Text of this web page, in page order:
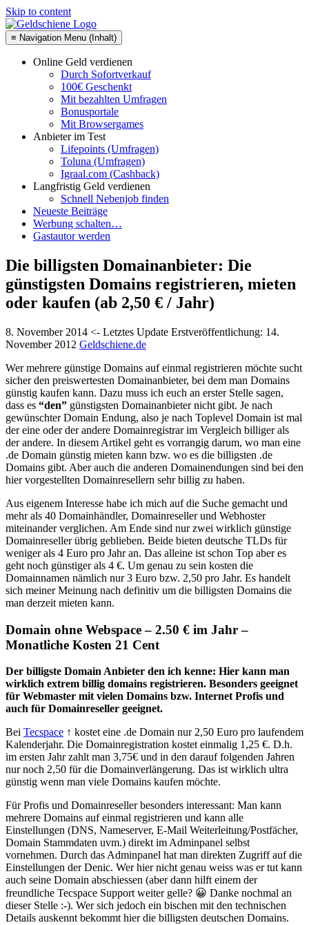
Skip to content
≡ Navigation Menu (Inhalt)
Online Geld verdienen
Durch Sofortverkauf
100€ Geschenkt
Mit bezahlten Umfragen
Bonusportale
Mit Browsergames
Anbieter im Test
Lifepoints (Umfragen)
Toluna (Umfragen)
Igraal.com (Cashback)
Langfristig Geld verdienen
Schnell Nebenjob finden
Neueste Beiträge
Werbung schalten…
Gastautor werden
Die billigsten Domainanbieter: Die
günstigsten Domains registrieren, mieten
oder kaufen (ab 2,50 € / Jahr)
8. November 2014 <- Letztes Update Erstveröffentlichung: 14.
November 2012 Geldschiene.de
Wer mehrere günstige Domains auf einmal registrieren möchte sucht
sicher den preiswertesten Domainanbieter, bei dem man Domains
günstig kaufen kann. Dazu muss ich euch an erster Stelle sagen,
dass es “den” günstigsten Domainanbieter nicht gibt. Je nach
gewünschter Domain Endung, also je nach Toplevel Domain ist mal
der eine oder der andere Domainregistrar im Vergleich billiger als
der andere. In diesem Artikel geht es vorrangig darum, wo man eine
.de Domain günstig mieten kann bzw. wo es die billigsten .de
Domains gibt. Aber auch die anderen Domainendungen sind bei den
hier vorgestellten Domainresellern sehr billig zu haben.
Aus eigenem Interesse habe ich mich auf die Suche gemacht und
mehr als 40 Domainhändler, Domainreseller und Webhoster
miteinander verglichen. Am Ende sind nur zwei wirklich günstige
Domainreseller übrig geblieben. Beide bieten deutsche TLDs für
weniger als 4 Euro pro Jahr an. Das alleine ist schon Top aber es
geht noch günstiger als 4 €. Um genau zu sein kosten die
Domainnamen nämlich nur 3 Euro bzw. 2,50 pro Jahr. Es handelt
sich meiner Meinung nach definitiv um die billigsten Domains die
man derzeit mieten kann.
Domain ohne Webspace – 2.50 € im Jahr –
Monatliche Kosten 21 Cent
Der billigste Domain Anbieter den ich kenne: Hier kann man
wirklich extrem billig domains registrieren. Besonders geeignet
für Webmaster mit vielen Domains bzw. Internet Profis und
auch für Domainreseller geeignet.
Bei Tecspace ↑ kostet eine .de Domain nur 2,50 Euro pro laufendem
Kalenderjahr. Die Domainregistration kostet einmalig 1,25 €. D.h.
im ersten Jahr zahlt man 3,75€ und in den darauf folgenden Jahren
nur noch 2,50 für die Domainverlängerung. Das ist wirklich ultra
günstig wenn man viele Domains kaufen möchte.
Für Profis und Domainreseller besonders interessant: Man kann
mehrere Domains auf einmal registrieren und kann alle
Einstellungen (DNS, Nameserver, E-Mail Weiterleitung/Postfächer,
Domain Stammdaten uvm.) direkt im Adminpanel selbst
vornehmen. Durch das Adminpanel hat man direkten Zugriff auf die
Einstellungen der Denic. Wer hier nicht genau weiss was er tut kann
auch seine Domain abschiessen (aber dann hilft einem der
freundliche Tecspace Support weiter gelle? 😀 Danke nochmal an
dieser Stelle :-). Wer sich jedoch ein bischen mit den technischen
Details auskennt bekommt hier die billigsten deutschen Domains.